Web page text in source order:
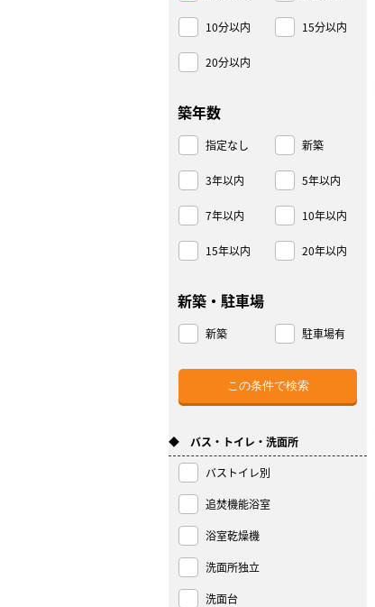
10分以内 15分以内
20分以内
築年数
指定なし 新築
3年以内 5年以内
7年以内 10年以内
15年以内 20年以内
新築・駐車場
新築 駐車場有
◆ バス・トイレ・洗面所
バストイレ別
追焚機能浴室
浴室乾燥機
洗面所独立
洗面台